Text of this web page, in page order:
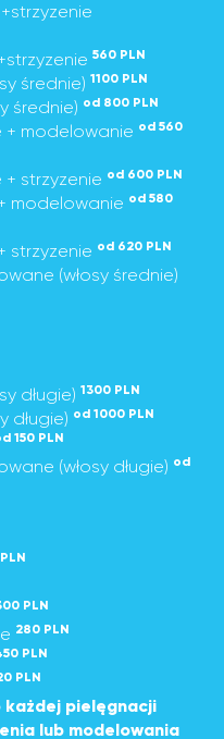
560 PLN
średnie) 1100 PLN
średnie) od 800 PLN
+ modelowanie od 560
strzyzenie od 600 PLN
modelowanie od 580
strzyzenie od 620 PLN
(włosy średnie)
długie) 1300 PLN
długie) od 1000 PLN
150 PLN
(włosy długie) od
PLN
280 PLN
PLN
PLN
każdej pielęgnacji
lub modelowania